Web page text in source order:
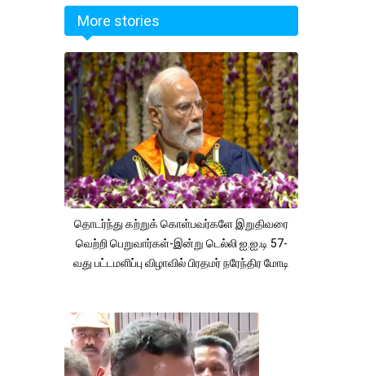
More stories
தொடர்ந்து கற்றுக் கொள்பவர்களே இறுதிவரை
வெற்றி பெறுவார்கள்-இன்று டெல்லி ஐ.ஐ.டி 57-
வது பட்டமளிப்பு விழாவில் பிரதமர் நரேந்திர மோடி